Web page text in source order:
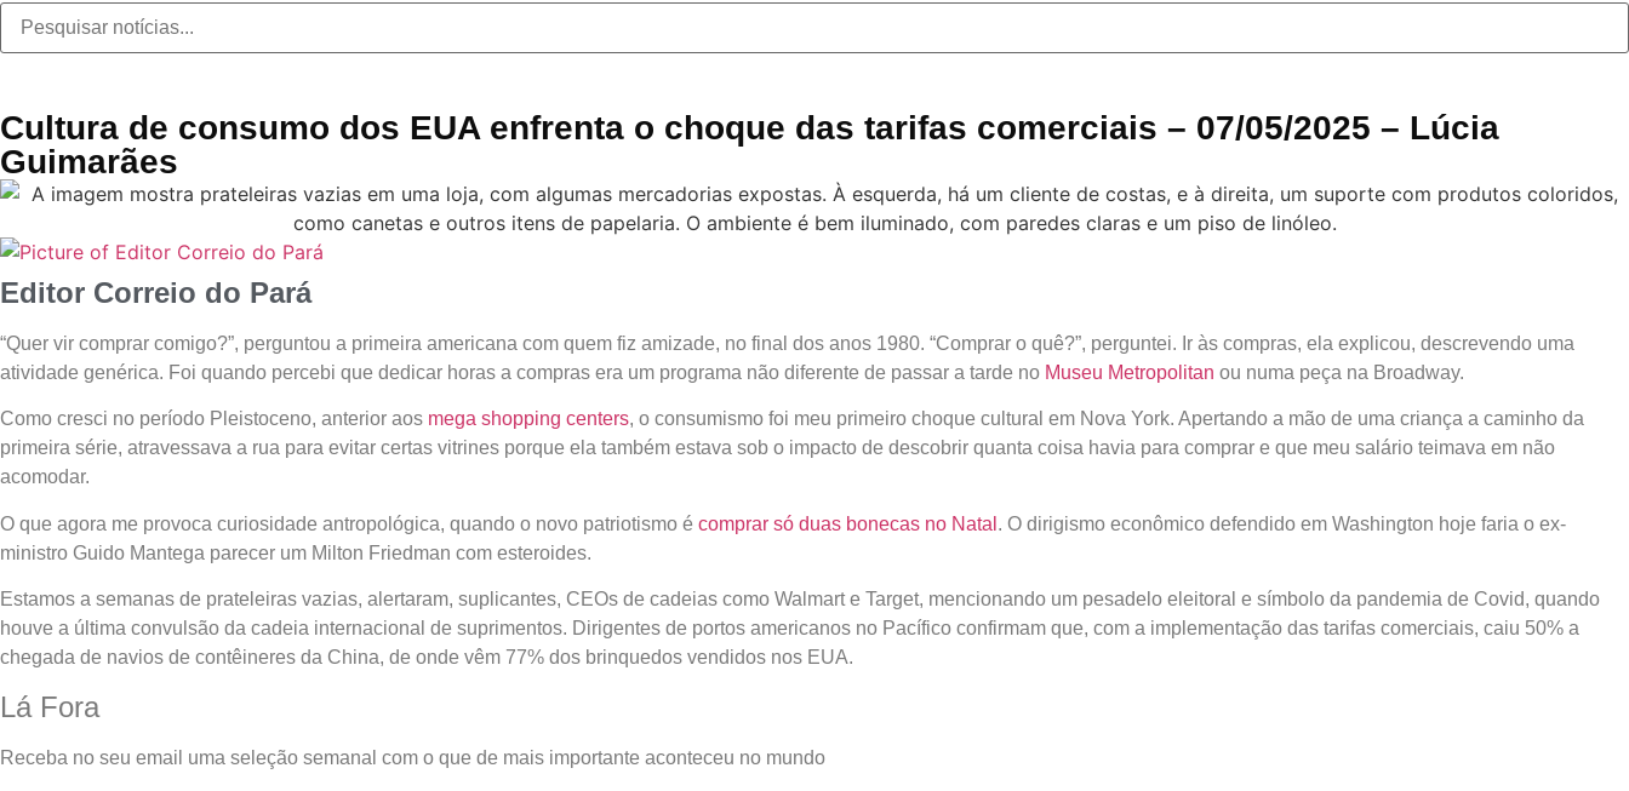
Cultura de consumo dos EUA enfrenta o choque das tarifas comerciais – 07/05/2025 – Lúcia
Guimarães
Editor Correio do Pará
“Quer vir comprar comigo?”, perguntou a primeira americana com quem fiz amizade, no final dos anos 1980. “Comprar o quê?”, perguntei. Ir às compras, ela explicou, descrevendo uma
atividade genérica. Foi quando percebi que dedicar horas a compras era um programa não diferente de passar a tarde no Museu Metropolitan ou numa peça na Broadway.
Como cresci no período Pleistoceno, anterior aos mega shopping centers, o consumismo foi meu primeiro choque cultural em Nova York. Apertando a mão de uma criança a caminho da
primeira série, atravessava a rua para evitar certas vitrines porque ela também estava sob o impacto de descobrir quanta coisa havia para comprar e que meu salário teimava em não
acomodar.
O que agora me provoca curiosidade antropológica, quando o novo patriotismo é comprar só duas bonecas no Natal . O dirigismo econômico defendido em Washington hoje faria o ex-
ministro Guido Mantega parecer um Milton Friedman com esteroides.
Estamos a semanas de prateleiras vazias, alertaram, suplicantes, CEOs de cadeias como Walmart e Target, mencionando um pesadelo eleitoral e símbolo da pandemia de Covid, quando
houve a última convulsão da cadeia internacional de suprimentos. Dirigentes de portos americanos no Pacífico confirmam que, com a implementação das tarifas comerciais, caiu 50% a
chegada de navios de contêineres da China, de onde vêm 77% dos brinquedos vendidos nos EUA.
Lá Fora
Receba no seu email uma seleção semanal com o que de mais importante aconteceu no mundo